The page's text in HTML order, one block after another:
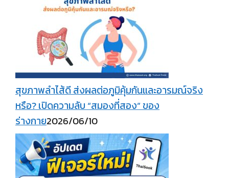
สุขภาพลำไส้ดี ส่งผลต่อภูมิคุ้มกันและอารมณ์จริง
หรือ? เปิดความลับ “สมองที่สอง” ของ
ร่างกาย2026/06/10